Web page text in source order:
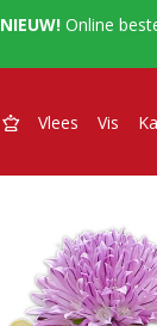
NIEUW! Online
 Vlees Vis